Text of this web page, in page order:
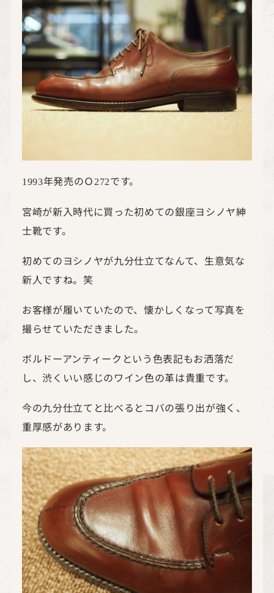
1993年発売のＯ 272です。
宮崎が新入時代に買った初めての銀座ヨシノヤ紳
士靴です。
初めてのヨシノヤが九分仕立てなんて、生意気な
新人ですね。笑
お客様が履いていたので、懐かしくなって写真を
撮らせていただきました。
ボルドーアンティークという色表記もお洒落だ
し、渋くいい感じのワイン色の革は貴重です。
今の九分仕立てと比べるとコバの張り出が強く、
重厚感があります。